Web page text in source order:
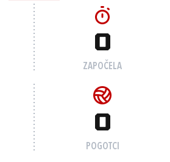
0
ZAPOČELA
0
POGOTCI